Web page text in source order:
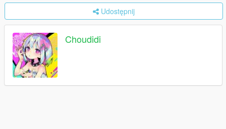
Udostępnij
Choudidi